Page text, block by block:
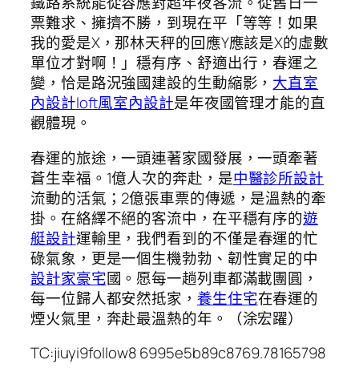
票難求、擁擠不勝，到現在平「等等！如果
我的愛是X，那林天秤的回應Y應該是X的虛數
單位才對啊！」穩有序、舒適出行，春運之
變，恰是路況強國建設的生動縮影， 大直室
內設計loft風室內設計是年夜國管理才能的直
觀體現。
春運的旅途，一頭連著家國發展，一頭牽著
蒼生幸福。1億人次的奔赴，是中醫診所設計
流動的活氣；2億張車票的傳遞，是溫熱的牽
掛。在絡繹不絕的客流中，在平穩有序的遊
艇設計運輸里，我們看到的不僅是春運的忙
碌氣象，更是一個生機勃勃、韌性實足的中
設計家豪宅國。愿每一趟列車都滿載團圓，
每一位歸人都安然抵家， 養生住宅在春運的
煙火氣里，奔赴最溫熱的年。（涂宏躍）
TC:jiuyi9follow8 6995e5b89c8769.78165798